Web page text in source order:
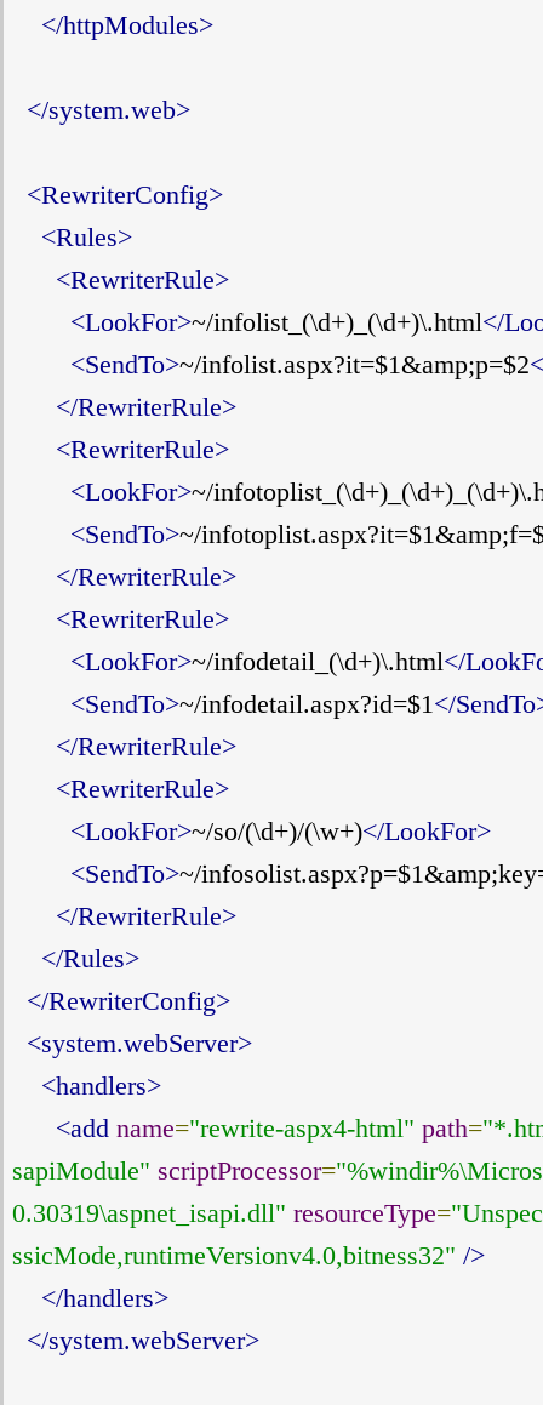
</httpModules>
</system.web>
<RewriterConfig>
<Rules>
<RewriterRule>
<LookFor>~/infolist_(\d+)_(\d+)\.html</
<SendTo>~/infolist.aspx?it=$1&amp;p=$2
</RewriterRule>
<RewriterRule>
<LookFor>~/
<SendTo>~/
</RewriterRule>
<RewriterRule>
<LookFor>~/infodetail_(\d+)\.html</
<SendTo>~/infodetail.aspx?id=$1</
</RewriterRule>
<RewriterRule>
<LookFor>~/so/(\d+)/(\w+)</LookFor>
<SendTo>~/
</RewriterRule>
</Rules>
</RewriterConfig>
<system.webServer>
<handlers>
<add name="rewrite-aspx4-html" path=
sapiModule" scriptProcessor=
0.30319\aspnet_isapi.dll" resourceType=
ssicMode,runtimeVersionv4.0,bitness32" />
</handlers>
</system.webServer>